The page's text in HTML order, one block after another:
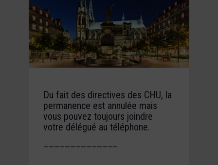
Du fait des directives des CHU, la
permanence est annulée mais
vous pouvez toujours joindre
votre délégué au téléphone.
—————————————–